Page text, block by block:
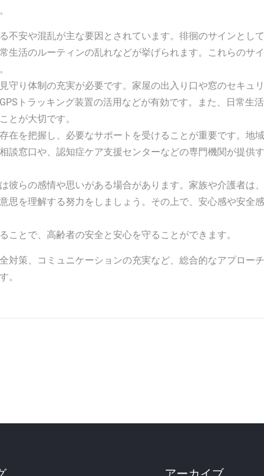
不安や混乱が主な要因とされています。徘徊のサインとして
生活のルーティンの乱れなどが挙げられます。これらのサ
守り体制の充実が必要です。家屋の出入り口や窓のセキュ
トラッキング装置の活用などが有効です。また、日常生
とが大切です。
在を把握し、必要なサポートを受けることが重要です。地
談窓口や、認知症ケア支援センターなどの専門機関が提供
彼らの感情や思いがある場合があります。家族や介護者は
思を理解する努力をしましょう。その上で、安心感や安全
とで、高齢者の安全と安心を守ることができます。
対策、コミュニケーションの充実など、総合的なアプロー
。